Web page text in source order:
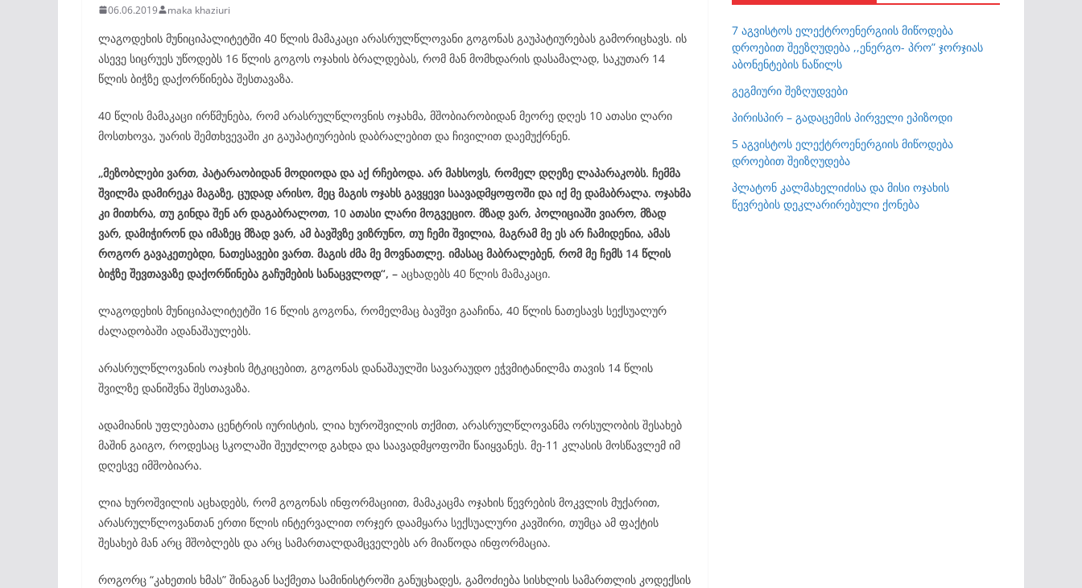
06.06.2019 maka khaziuri
ლაგოდეხის მუნიციპალიტეტში 40 წლის მამაკაცი არასრულწლოვანი გოგონას გაუპატიურებას გამორიცხავს. ის
ასევე სიცრუეს უწოდებს 16 წლის გოგოს ოჯახის ბრალდებას, რომ მან მომხდარის დასამალად, საკუთარ 14
წლის ბიჭზე დაქორწინება შესთავაზა.
40 წლის მამაკაცი ირწმუნება, რომ არასრულწლოვნის ოჯახმა, მშობიარობიდან მეორე დღეს 10 ათასი ლარი
მოსთხოვა, უარის შემთხვევაში კი გაუპატიურების დაბრალებით და ჩივილით დაემუქრნენ.
„მეზობლები ვართ, პატარაობიდან მოდიოდა და აქ რჩებოდა. არ მახსოვს, რომელ დღეზე ლაპარაკობს. ჩემმა
შვილმა დამირეკა მაგაზე, ცუდად არისო, მეც მაგის ოჯახს გავყევი საავადმყოფოში და იქ მე დამაბრალა. ოჯახმა
კი მითხრა, თუ გინდა შენ არ დაგაბრალოთ, 10 ათასი ლარი მოგვეციო. მზად ვარ, პოლიციაში ვიარო, მზად
ვარ, დამიჭირონ და იმაზეც მზად ვარ, ამ ბავშვზე ვიზრუნო, თუ ჩემი შვილია, მაგრამ მე ეს არ ჩამიდენია, ამას
როგორ გავაკეთებდი, ნათესავები ვართ. მაგის ძმა მე მოვნათლე. იმასაც მაბრალებენ, რომ მე ჩემს 14 წლის
ბიჭზე შევთავაზე დაქორწინება გაჩუმების სანაცვლოდ“, – აცხადებს 40 წლის მამაკაცი.
ლაგოდეხის მუნიციპალიტეტში 16 წლის გოგონა, რომელმაც ბავშვი გააჩინა, 40 წლის ნათესავს სექსუალურ
ძალადობაში ადანაშაულებს.
არასრულწლოვანის ოაჯხის მტკიცებით, გოგონას დანაშაულში სავარაუდო ეჭვმიტანილმა თავის 14 წლის
შვილზე დანიშვნა შესთავაზა.
ადამიანის უფლებათა ცენტრის იურისტის, ლია ხუროშვილის თქმით, არასრულწლოვანმა ორსულობის შესახებ
მაშინ გაიგო, როდესაც სკოლაში შეუძლოდ გახდა და საავადმყოფოში წაიყვანეს. მე-11 კლასის მოსწავლემ იმ
დღესვე იმშობიარა.
ლია ხუროშვილის აცხადებს, რომ გოგონას ინფორმაციით, მამაკაცმა ოჯახის წევრების მოკვლის მუქარით,
არასრულწლოვანთან ერთი წლის ინტერვალით ორჯერ დაამყარა სექსუალური კავშირი, თუმცა ამ ფაქტის
შესახებ მან არც მშობლებს და არც სამართალდამცველებს არ მიაწოდა ინფორმაცია.
როგორც “კახეთის ხმას” შინაგან საქმეთა სამინისტროში განუცხადეს, გამოძიება სისხლის სამართლის კოდექსის
7 აგვისტოს ელექტროენერგიის მიწოდება
დროებით შეეზღუდება ,,ენერგო- პრო” ჯორჯიას
აბონენტების ნაწილს
გეგმიური შეზღუდვები
პირისპირ – გადაცემის პირველი ეპიზოდი
5 აგვისტოს ელექტროენერგიის მიწოდება
დროებით შეიზღუდება
პლატონ კალმახელიძისა და მისი ოჯახის
წევრების დეკლარირებული ქონება